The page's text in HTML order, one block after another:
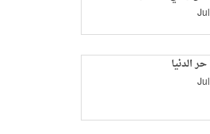
الدنيا